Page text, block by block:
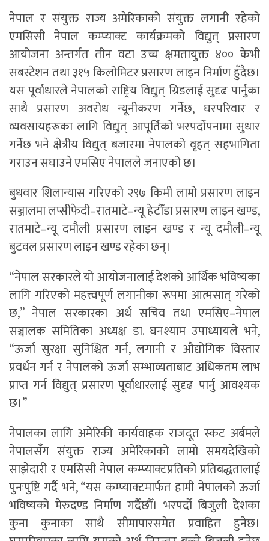
नेपाल र संयुक्त राज्य अमेरिकाको संयुक्त लगानी रहेको
एमसिसी नेपाल कम्प्याक्ट कार्यक्रमको विद्युत् प्रसारण
आयोजना अन्तर्गत तीन वटा उच्च क्षमतायुक्त ४०० केभी
सबस्टेशन तथा ३१५ किलोमिटर प्रसारण लाइन निर्माण हुँदैछ।
यस पूर्वाधारले नेपालको राष्ट्रिय विद्युत् ग्रिडलाई सुदृढ पार्नुका
साथै प्रसारण अवरोध न्यूनीकरण गर्नेछ, घरपरिवार र
व्यवसायहरूका लागि विद्युत् आपूर्तिको भरपर्दाेपनामा सुधार
गर्नेछ भने क्षेत्रीय विद्युत् बजारमा नेपालको वृहत् सहभागिता
गराउन सघाउने एमसिए नेपालले जनाएको छ।
बुधवार शिलान्यास गरिएको २९७ किमी लामो प्रसारण लाइन
सञ्जालमा लप्सीफेदी–रातमाटे–न्यू हेटौँडा प्रसारण लाइन खण्ड,
रातमाटे–न्यू दमौली प्रसारण लाइन खण्ड र न्यू दमौली–न्यू
बुटवल प्रसारण लाइन खण्ड रहेका छन्।
“नेपाल सरकारले यो आयोजनालाई देशको आर्थिक भविष्यका
लागि गरिएको महत्त्वपूर्ण लगानीका रूपमा आत्मसात् गरेको
छ,” नेपाल सरकारका अर्थ सचिव तथा एमसिए–नेपाल
सञ्चालक समितिका अध्यक्ष डा. घनश्याम उपाध्यायले भने,
“ऊर्जा सुरक्षा सुनिश्चित गर्न, लगानी र औद्योगिक विस्तार
प्रवर्धन गर्न र नेपालको ऊर्जा सम्भाव्यताबाट अधिकतम लाभ
प्राप्त गर्न विद्युत् प्रसारण पूर्वाधारलाई सुदृढ पार्नु आवश्यक
छ।”
नेपालका लागि अमेरिकी कार्यवाहक राजदूत स्कट अर्बमले
नेपालसँग संयुक्त राज्य अमेरिकाको लामो समयदेखिको
साझेदारी र एमसिसी नेपाल कम्प्याक्टप्रतिको प्रतिबद्धतालाई
पुनःपुष्टि गर्दै भने, “यस कम्प्याक्टमार्फत हामी नेपालको ऊर्जा
भविष्यको मेरुदण्ड निर्माण गर्दैछौँ। भरपर्दो बिजुली देशका
कुना कुनाका साथै सीमापारसमेत प्रवाहित हुनेछ।